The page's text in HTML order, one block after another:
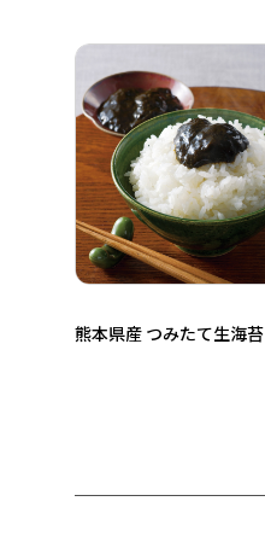
熊本県産 つみたて生海苔